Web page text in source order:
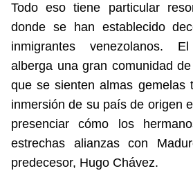
Todo eso tiene particular
donde se han establecido
inmigrantes venezolanos.
alberga una gran comunidad
que se sienten almas gemelas
inmersión de su país de origen
presenciar cómo los
estrechas alianzas con
predecesor, Hugo Chávez.